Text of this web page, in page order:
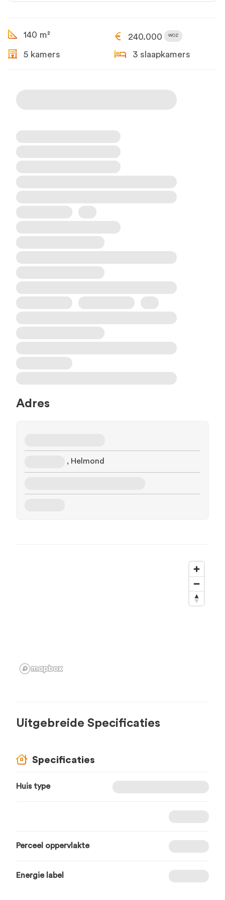
140 m² 240.000 WOZ
5 kamers 3 slaapkamers
Adres
, Helmond
Uitgebreide Specificaties
Specificaties
Huis type
Perceel oppervlakte
Energie label